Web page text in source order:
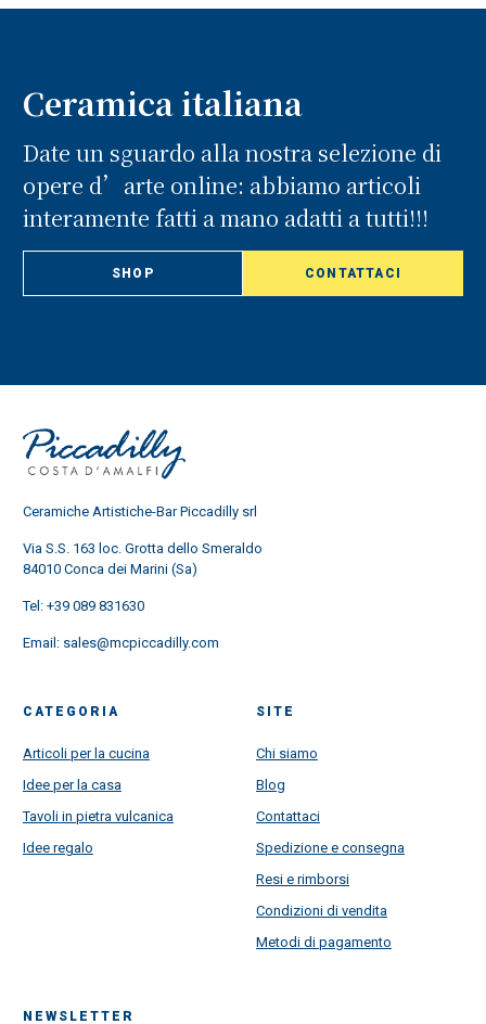
Ceramica italiana
Date un sguardo alla nostra selezione di
opere d’arte online: abbiamo articoli
interamente fatti a mano adatti a tutti!!!
SHOP CONTATTACI
Ceramiche Artistiche-Bar Piccadilly srl
Via S.S. 163 loc. Grotta dello Smeraldo
84010 Conca dei Marini (Sa)
Tel: +39 089 831630
Email: sales@mcpiccadilly.com
CATEGORIA
Articoli per la cucina
Idee per la casa
Tavoli in pietra vulcanica
Idee regalo
SITE
Chi siamo
Blog
Contattaci
Spedizione e consegna
Resi e rimborsi
Condizioni di vendita
Metodi di pagamento
NEWSLETTER